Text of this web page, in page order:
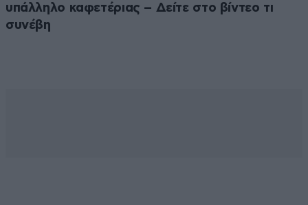
υπάλληλο καφετέριας – Δείτε στο βίντεο τι
συνέβη